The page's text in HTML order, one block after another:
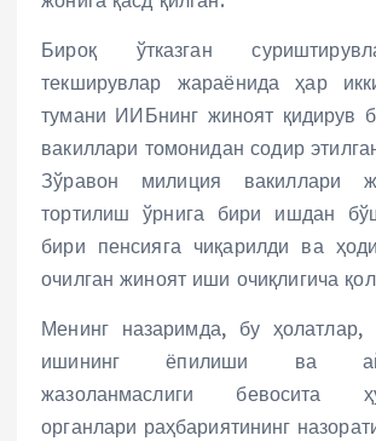
Бироқ ўтказган
текширувлар жараёнида ҳар
тумани ИИБнинг жиноят қидирув
вакиллари томонидан содир
Зўравон милиция вакиллари
тортилиш ўрнига бири ишдан
бири пенсияга чиқарилди ва
очилган жиноят иши очиқлигича
Менинг назаримда, бу
ишининг ёпилиши ва
жазоланмаслиги бевосита
органлари раҳбариятининг